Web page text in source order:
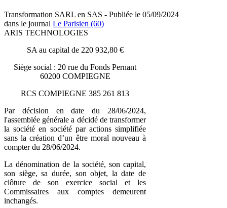
Transformation SARL en SAS - Publiée le 05/09/2024
dans le journal Le Parisien (60)
ARIS TECHNOLOGIES
SA au capital de 220 932,80 €
Siège social : 20 rue du Fonds Pernant
60200 COMPIEGNE
RCS COMPIEGNE 385 261 813
Par décision en date du 28/06/2024,
l'assemblée générale a décidé de transformer
la société en société par actions simplifiée
sans la création d’un être moral nouveau à
compter du 28/06/2024.
La dénomination de la société, son capital,
son siège, sa durée, son objet, la date de
clôture de son exercice social et les
Commissaires aux comptes demeurent
inchangés.